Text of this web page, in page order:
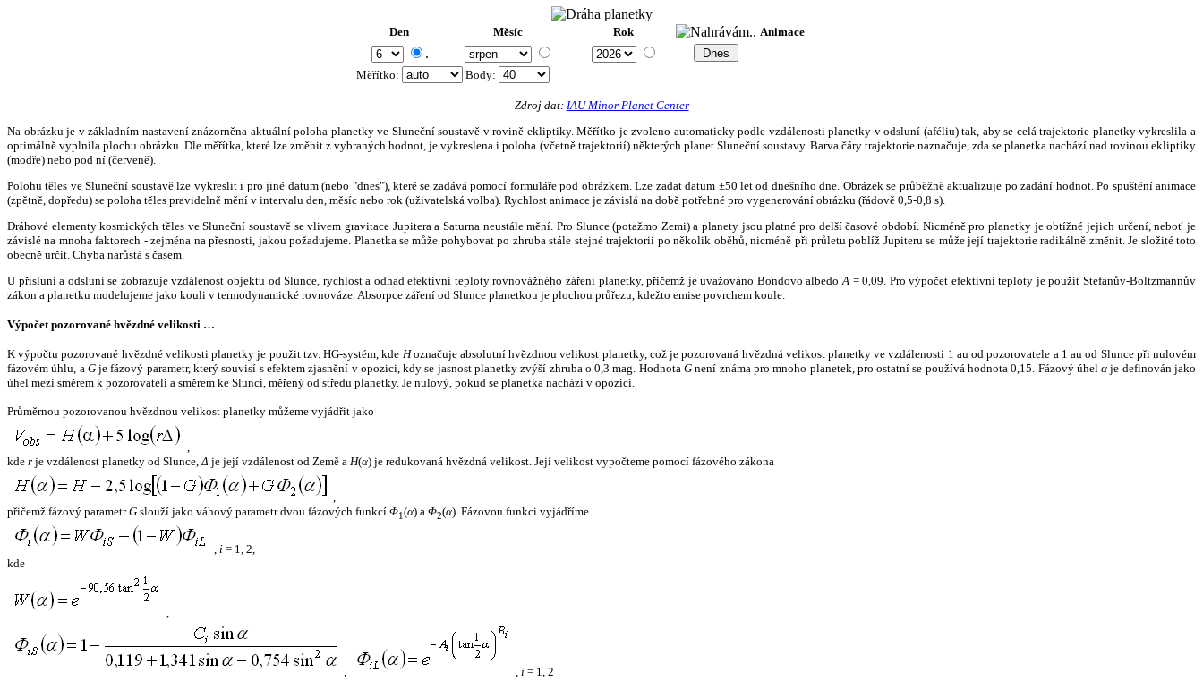
Den Měsíc Rok Animace
.
Měřítko: Body:
Zdroj dat: IAU Minor Planet Center
Na obrázku je v základním nastavení znázorněna aktuální poloha planetky ve Sluneční soustavě v rovině ekliptiky. Měřítko je zvoleno automaticky podle vzdálenosti planetky v odsluní (aféliu) tak, aby se celá trajektorie planetky vykreslila a
optimálně vyplnila plochu obrázku. Dle měřítka, které lze změnit z vybraných hodnot, je vykreslena i poloha (včetně trajektorií) některých planet Sluneční soustavy. Barva čáry trajektorie naznačuje, zda se planetka nachází nad rovinou ekliptiky
(modře) nebo pod ní (červeně).
Polohu těles ve Sluneční soustavě lze vykreslit i pro jiné datum (nebo "dnes"), které se zadává pomocí formuláře pod obrázkem. Lze zadat datum ±50 let od dnešního dne. Obrázek se průběžně aktualizuje po zadání hodnot. Po spuštění animace
(zpětně, dopředu) se poloha těles pravidelně mění v intervalu den, měsíc nebo rok (uživatelská volba). Rychlost animace je závislá na době potřebné pro vygenerování obrázku (řádově 0,5-0,8 s).
Dráhové elementy kosmických těles ve Sluneční soustavě se vlivem gravitace Jupitera a Saturna neustále mění. Pro Slunce (potažmo Zemi) a planety jsou platné pro delší časové období. Nicméně pro planetky je obtížné jejich určení, neboť je
závislé na mnoha faktorech - zejména na přesnosti, jakou požadujeme. Planetka se může pohybovat po zhruba stále stejné trajektorii po několik oběhů, nicméně při průletu poblíž Jupiteru se může její trajektorie radikálně změnit. Je složité toto
obecně určit. Chyba narůstá s časem.
U přísluní a odsluní se zobrazuje vzdálenost objektu od Slunce, rychlost a odhad efektivní teploty rovnovážného záření planetky, přičemž je uvažováno Bondovo albedo A = 0,09. Pro výpočet efektivní teploty je použit Stefanův-Boltzmannův
zákon a planetku modelujeme jako kouli v termodynamické rovnováze. Absorpce záření od Slunce planetkou je plochou průřezu, kdežto emise povrchem koule.
Výpočet pozorované hvězdné velikosti …
K výpočtu pozorované hvězdné velikosti planetky je použit tzv. HG-systém, kde Hoznačuje absolutní hvězdnou velikost planetky, což je pozorovaná hvězdná velikost planetky ve vzdálenosti 1 au od pozorovatele a 1 au od Slunce při nulovém
fázovém úhlu, a Gje fázový parametr, který souvisí s efektem zjasnění v opozici, kdy se jasnost planetky zvýší zhruba o 0,3 mag. HodnotaG není známa pro mnoho planetek, pro ostatní se používá hodnota 0,15. Fázový úhelα je definován jako
úhel mezi směrem k pozorovateli a směrem ke Slunci, měřený od středu planetky. Je nulový, pokud se planetka nachází v opozici.
Průměrnou pozorovanou hvězdnou velikost planetky můžeme vyjádřit jako
,
kde r je vzdálenost planetky od Slunce,Δ je její vzdálenost od Země a H(α) je redukovaná hvězdná velikost. Její velikost vypočteme pomocí fázového zákona
,
přičemž fázový parametrG slouží jako váhový parametr dvou fázových funkcí Φ1(α) a Φ2(α). Fázovou funkci vyjádříme
, i = 1, 2,
kde
,
, , i = 1, 2